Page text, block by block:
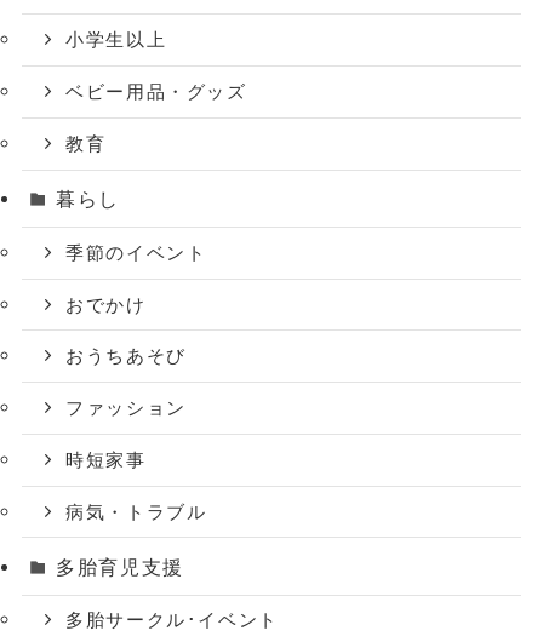
小学生以上
ベビー用品・グッズ
教育
暮らし
季節のイベント
おでかけ
おうちあそび
ファッション
時短家事
病気・トラブル
多胎育児支援
多胎サークル･イベント